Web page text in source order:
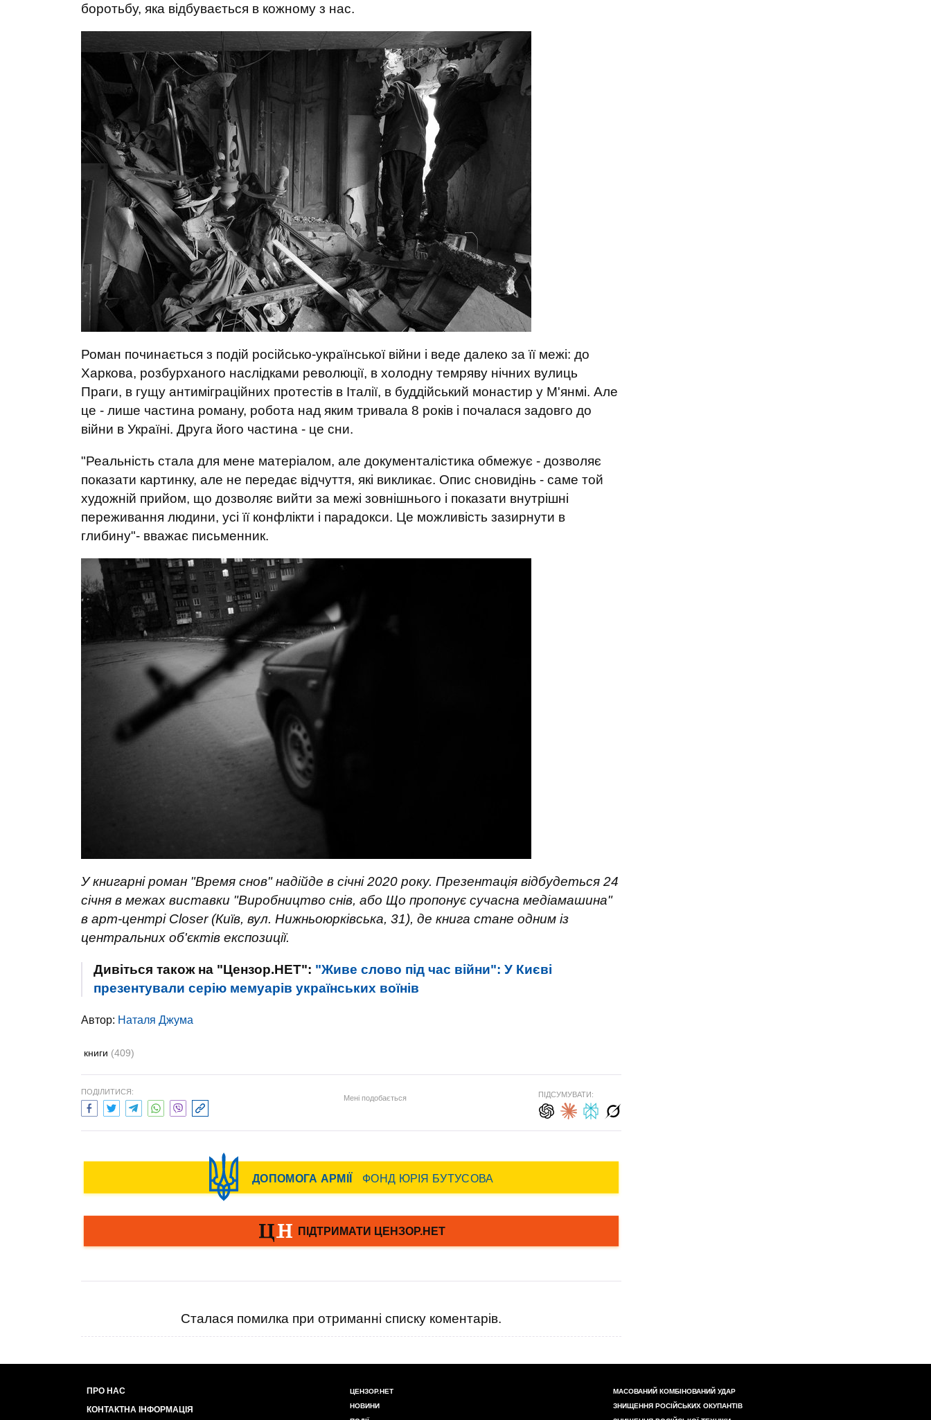
боротьбу, яка відбувається в кожному з нас.
Роман починається з подій російсько-української війни і веде далеко за її межі: до
Харкова, розбурханого наслідками революції, в холодну темряву нічних вулиць
Праги, в гущу антиміграційних протестів в Італії, в буддійський монастир у М'янмі. Але
це - лише частина роману, робота над яким тривала 8 років і почалася задовго до
війни в Україні. Друга його частина - це сни.
"Реальність стала для мене матеріалом, але документалістика обмежує - дозволяє
показати картинку, але не передає відчуття, які викликає. Опис сновидінь - саме той
художній прийом, що дозволяє вийти за межі зовнішнього і показати внутрішні
переживання людини, усі її конфлікти і парадокси. Це можливість зазирнути в
глибину"- вважає письменник.
У книгарні роман "Время снов" надійде в січні 2020 року. Презентація відбудеться 24
січня в межах виставки "Виробництво снів, або Що пропонує сучасна медіамашина"
в арт-центрі Closer (Київ, вул. Нижньоюрківська, 31), де книга стане одним із
центральних об'єктів експозиції.
Дивіться також на "Цензор.НЕТ": "Живе слово під час війни": У Києві
презентували серію мемуарів українських воїнів
Автор: Наталя Джума
книги (409)
ПОДІЛИТИСЯ:
Мені подобається ПІДСУМУВАТИ:
Сталася помилка при отриманні списку коментарів.
ПРО НАС
КОНТАКТНА ІНФОРМАЦІЯ
ЦЕНЗОР.НЕТ
НОВИНИ
МАСОВАНИЙ КОМБІНОВАНИЙ УДАР
ЗНИЩЕННЯ РОСІЙСЬКИХ ОКУПАНТІВ